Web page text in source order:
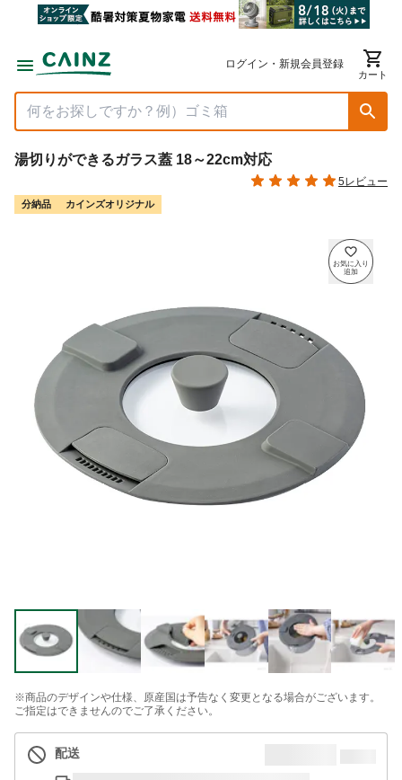
ログイン・新規会員登録
カート
湯切りができるガラス蓋 18～22cm対応
5レビュー
分納品 カインズオリジナル
※商品のデザインや仕様、原産国は予告なく変更となる場合がございます。
ご指定はできませんのでご了承ください。
配送